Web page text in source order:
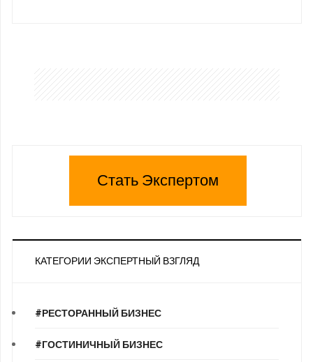
Стать Экспертом
КАТЕГОРИИ ЭКСПЕРТНЫЙ ВЗГЛЯД
#РЕСТОРАННЫЙ БИЗНЕС
#ГОСТИНИЧНЫЙ БИЗНЕС